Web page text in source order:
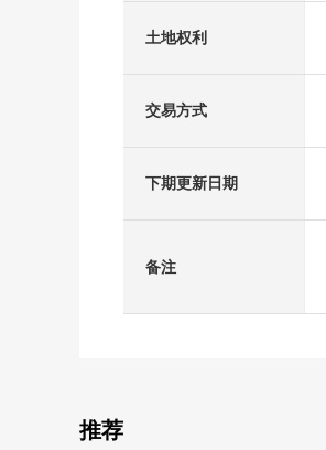
土地权利
交易方式
下期更新日期
备注
推荐